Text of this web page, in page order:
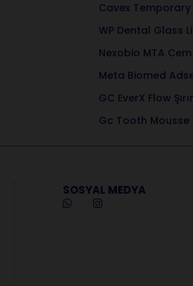
Cavex Temporary
WP Dental Glass
Nexobio MTA
Meta Biomed
GC EverX Flow
Gc Tooth Mousse
SOSYAL MEDYA